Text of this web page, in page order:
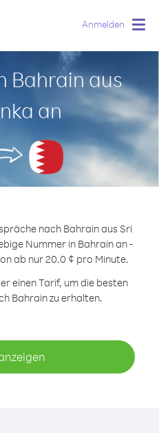
Anmelden
Bahrain aus
an
nach Bahrain aus Sri
Nummer in Bahrain an -
ab nur 20.0 ¢ pro Minute.
einen Tarif, um die besten
Bahrain zu erhalten.